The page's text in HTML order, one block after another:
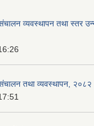
व्यवस्थापन तथा स्तर
तथा व्यवस्थापन, २०८२